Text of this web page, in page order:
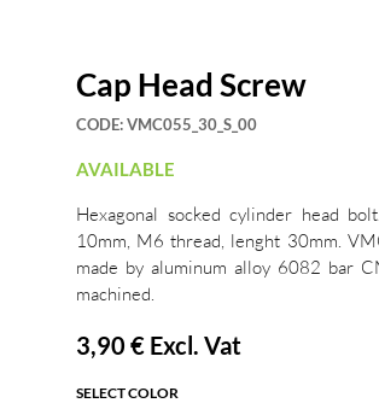
Cap Head Screw
CODE:VMC055_30_S_00
AVAILABLE
Hexagonal socked cylinder head
10mm, M6 thread, lenght 30mm.
made by aluminum alloy 6082 bar
machined.
3,90 € Excl. Vat
SELECT COLOR